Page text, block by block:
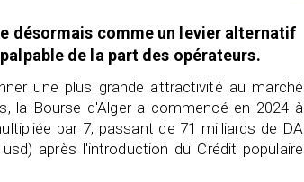
désormais comme un levier alternatif
de la part des opérateurs.
une plus grande attractivité au marché
la Bourse d'Alger a commencé en 2024 à
par 7, passant de 71 milliards de DA
après l'introduction du Crédit populaire